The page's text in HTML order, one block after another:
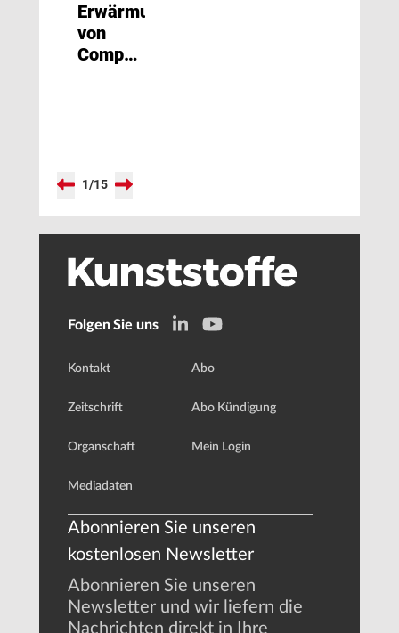
Erwärmung
von
Composites
1/15
Folgen Sie uns
Kontakt
Zeitschrift
Organschaft
Mediadaten
Abo
Abo Kündigung
Mein Login
Abonnieren Sie unseren
kostenlosen Newsletter
Abonnieren Sie unseren
Newsletter und wir liefern die
Nachrichten direkt in Ihre